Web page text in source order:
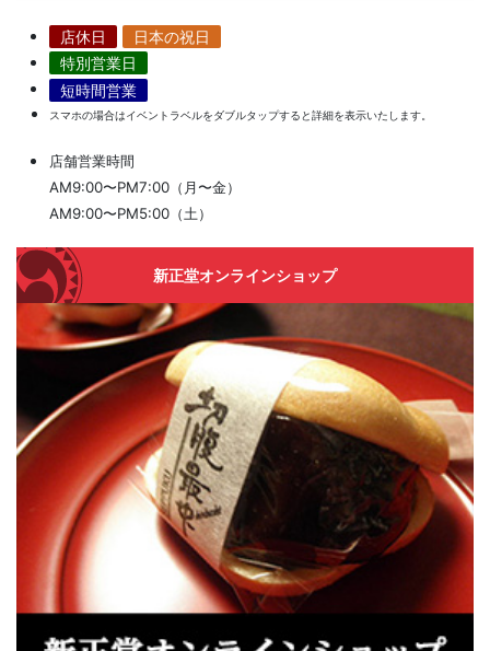
店休日
日本の祝日
特別営業日
短時間営業
スマホの場合はイベントラベルをダブルタップすると詳細を表示いたします。
店舗営業時間
AM9:00〜PM7:00（月〜金）
AM9:00〜PM5:00（土）
新正堂オンラインショップ